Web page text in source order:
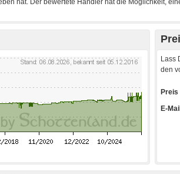
Lass
den
Preis
E-